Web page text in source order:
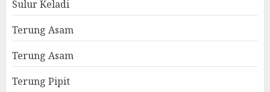
Sulur Keladi
Terung Asam
Terung Asam
Terung Pipit